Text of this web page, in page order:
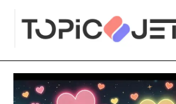
content